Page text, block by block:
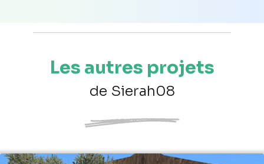
Les autres projets
de Sierah08